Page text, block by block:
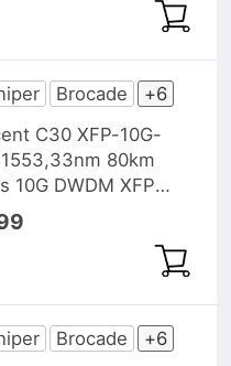
Brocade
+6
C30 XFP-10G-
80km
10G DWDM XFP
DOM
Brocade
+6